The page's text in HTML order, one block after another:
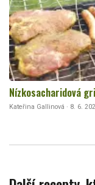
Nízkosacharidová
Kateřina Gallinová · 8. 6.